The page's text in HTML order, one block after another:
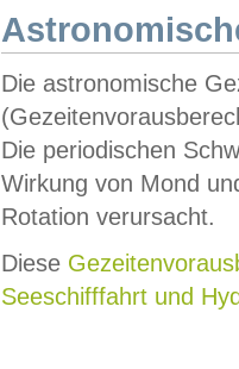
Die astronomische
Die periodischen
Wirkung von Mond
Rotation verursacht.
Diese
Seeschifffahrt und